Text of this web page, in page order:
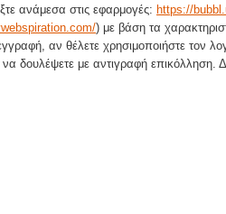
ανάμεσα στις εφαρμογές: https://
) με βάση τα
αν θέλετε χρησιμοποιήστε τον
δουλέψετε με αντιγραφή επικόλληση.